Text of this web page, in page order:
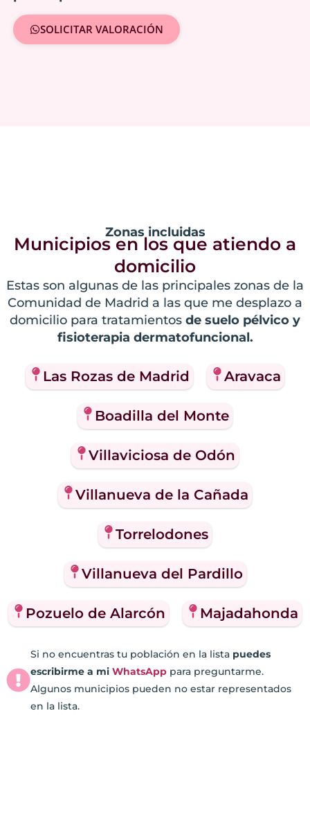
SOLICITAR VALORACIÓN
Zonas incluidas
Municipios en los que atiendo a
domicilio
Estas son algunas de las principales zonas de la
Comunidad de Madrid a las que me desplazo a
domicilio para tratamientos de suelo pélvico y
fisioterapia dermatofuncional.
Las Rozas de Madrid Aravaca
Boadilla del Monte
Villaviciosa de Odón
Villanueva de la Cañada
Torrelodones
Villanueva del Pardillo
Pozuelo de Alarcón Majadahonda
Si no encuentras tu población en la lista puedes
escribirme a mi WhatsApp para preguntarme.
Algunos municipios pueden no estar representados
en la lista.